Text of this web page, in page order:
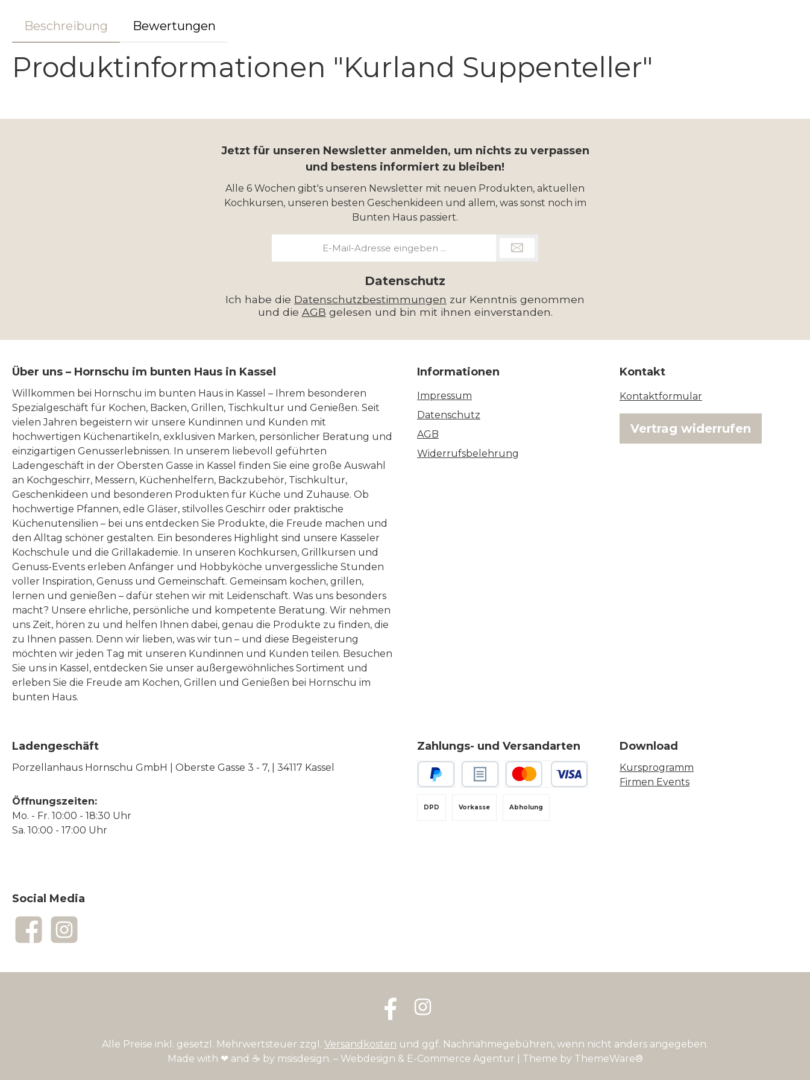
Beschreibung Bewertungen
Produktinformationen "Kurland Suppenteller"
Jetzt für unseren Newsletter anmelden, um nichts zu verpassen
und bestens informiert zu bleiben!
Alle 6 Wochen gibt's unseren Newsletter mit neuen Produkten, aktuellen
Kochkursen, unseren besten Geschenkideen und allem, was sonst noch im
Bunten Haus passiert.
Datenschutz
Ich habe die Datenschutzbestimmungen zur Kenntnis genommen
und die AGB gelesen und bin mit ihnen einverstanden.
Über uns – Hornschu im bunten Haus in Kassel
Willkommen bei Hornschu im bunten Haus in Kassel – Ihrem besonderen
Spezialgeschäft für Kochen, Backen, Grillen, Tischkultur und Genießen. Seit
vielen Jahren begeistern wir unsere Kundinnen und Kunden mit
hochwertigen Küchenartikeln, exklusiven Marken, persönlicher Beratung und
einzigartigen Genusserlebnissen. In unserem liebevoll geführten
Ladengeschäft in der Obersten Gasse in Kassel finden Sie eine große Auswahl
an Kochgeschirr, Messern, Küchenhelfern, Backzubehör, Tischkultur,
Geschenkideen und besonderen Produkten für Küche und Zuhause. Ob
hochwertige Pfannen, edle Gläser, stilvolles Geschirr oder praktische
Küchenutensilien – bei uns entdecken Sie Produkte, die Freude machen und
den Alltag schöner gestalten. Ein besonderes Highlight sind unsere Kasseler
Kochschule und die Grillakademie. In unseren Kochkursen, Grillkursen und
Genuss-Events erleben Anfänger und Hobbyköche unvergessliche Stunden
voller Inspiration, Genuss und Gemeinschaft. Gemeinsam kochen, grillen,
lernen und genießen – dafür stehen wir mit Leidenschaft. Was uns besonders
macht? Unsere ehrliche, persönliche und kompetente Beratung. Wir nehmen
uns Zeit, hören zu und helfen Ihnen dabei, genau die Produkte zu finden, die
zu Ihnen passen. Denn wir lieben, was wir tun – und diese Begeisterung
möchten wir jeden Tag mit unseren Kundinnen und Kunden teilen. Besuchen
Sie uns in Kassel, entdecken Sie unser außergewöhnliches Sortiment und
erleben Sie die Freude am Kochen, Grillen und Genießen bei Hornschu im
bunten Haus.
Informationen
Impressum
Datenschutz
AGB
Widerrufsbelehrung
Kontakt
Kontaktformular
Vertrag widerrufen
Ladengeschäft
Porzellanhaus Hornschu GmbH | Oberste Gasse 3 - 7, | 34117 Kassel
Öffnungszeiten:
Mo. - Fr. 10:00 - 18:30 Uhr
Sa. 10:00 - 17:00 Uhr
Zahlungs- und Versandarten
Vorkasse
DPD Abholung
Download
Kursprogramm
Firmen Events
Social Media
FacebookInstagram
FacebookInstagram
Alle Preise inkl. gesetzl. Mehrwertsteuer zzgl. Versandkosten und ggf. Nachnahmegebühren, wenn nicht anders angegeben.
Made with ❤ and ☕ by msisdesign. – Webdesign & E-Commerce Agentur | Theme by ThemeWare®